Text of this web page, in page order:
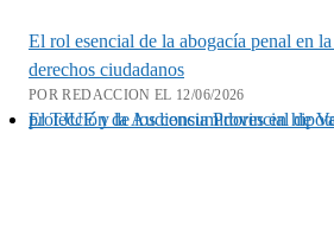
El rol esencial de la abogacía penal en
derechos ciudadanos
POR REDACCION EL 12/06/2026
El TJUE y la Audiencia Provincial de Valencia refuerzan la protección de los